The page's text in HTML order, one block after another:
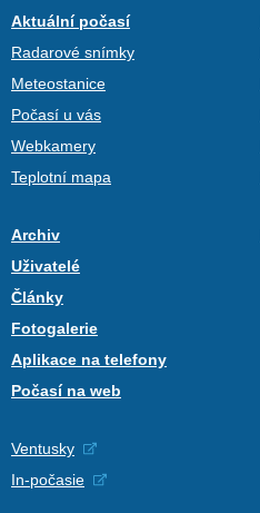
Aktuální počasí
Radarové snímky
Meteostanice
Počasí u vás
Webkamery
Teplotní mapa
Archiv
Uživatelé
Články
Fotogalerie
Aplikace na telefony
Počasí na web
Ventusky
In-počasie